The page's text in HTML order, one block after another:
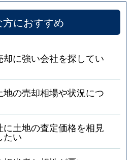
方におすすめ
に強い会社を探してい
の売却相場や状況につ
土地の査定価格を相見
たい